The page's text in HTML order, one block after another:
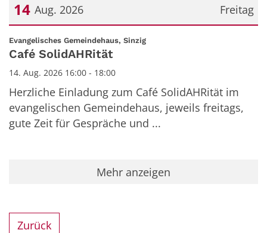
Freitag
14 Aug. 2026
Datum: 14. August 2026
Evangelisches Gemeindehaus, Sinzig:
Café SolidAHRität
14. Aug. 2026 16:00 - 18:00
Herzliche Einladung zum Café SolidAHRität im
evangelischen Gemeindehaus, jeweils freitags,
gute Zeit für Gespräche und ...
Mehr anzeigen
Zurück